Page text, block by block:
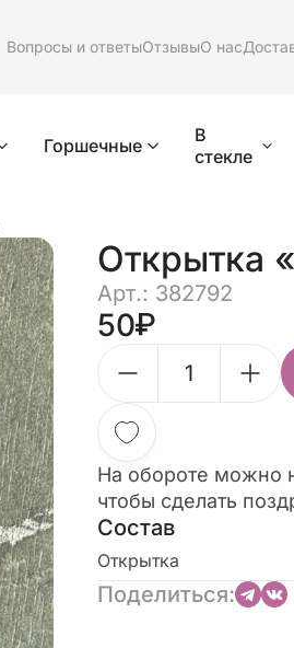
Вопросы и ответыОтзывыО нас
Горшечные
В
стекле
Открытка
Арт.: 382792
50
На обороте можно
чтобы сделать
Состав
Открытка
Поделиться: